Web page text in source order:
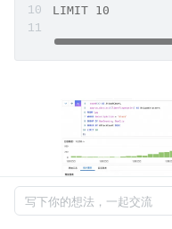
LIMIT 10
写下你的想法，一起交流